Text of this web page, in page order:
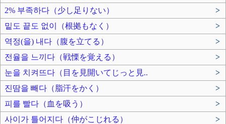
2% 부족하다（少し足りない）
>
밑도 끝도 없이（根拠もなく）
>
역정(을) 내다（腹を立てる）
>
전율을 느끼다（戦慄を覚える）
>
눈을 치켜뜨다（目を見開いてじっと見..
>
진땀을 빼다（脂汗をかく）
>
피를 빨다（血を吸う）
>
사이가 틀어지다（仲がこじれる）
>